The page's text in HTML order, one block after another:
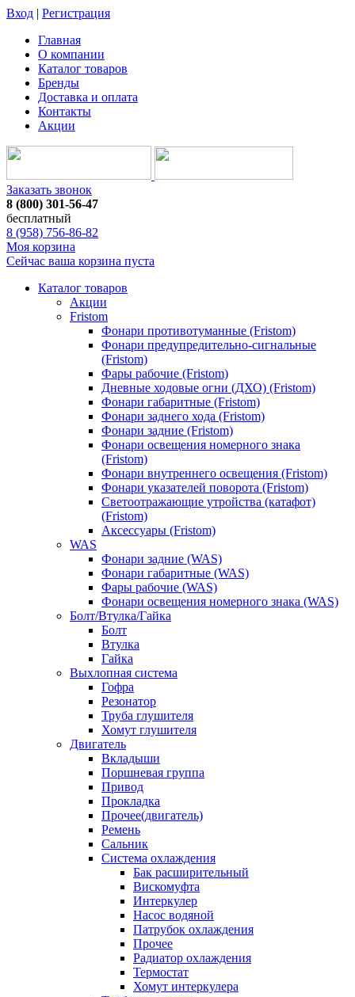
Вход | Регистрация
Главная
О компании
Каталог товаров
Бренды
Доставка и оплата
Контакты
Акции
Заказать звонок
8 (800) 301-56-47
бесплатный
8 (958) 756-86-82
Моя корзина
Сейчас ваша корзина пуста
Каталог товаров
Акции
Fristom
Фонари противотуманные (Fristom)
Фонари предупредительно-сигнальные
(Fristom)
Фары рабочие (Fristom)
Дневные ходовые огни (ДХО) (Fristom)
Фонари габаритные (Fristom)
Фонари заднего хода (Fristom)
Фонари задние (Fristom)
Фонари освещения номерного знака
(Fristom)
Фонари внутреннего освещения (Fristom)
Фонари указателей поворота (Fristom)
Светоотражающие утройства (катафот)
(Fristom)
Аксессуары (Fristom)
WAS
Фонари задние (WAS)
Фонари габаритные (WAS)
Фары рабочие (WAS)
Фонари освещения номерного знака (WAS)
Болт/Втулка/Гайка
Болт
Втулка
Гайка
Выхлопная система
Гофра
Резонатор
Труба глушителя
Хомут глушителя
Двигатель
Вкладыши
Поршневая группа
Привод
Прокладка
Прочее(двигатель)
Ремень
Сальник
Система охлаждения
Бак расширительный
Вискомуфта
Интеркулер
Насос водяной
Патрубок охлаждения
Прочее
Радиатор охлаждения
Термостат
Хомут интеркулера